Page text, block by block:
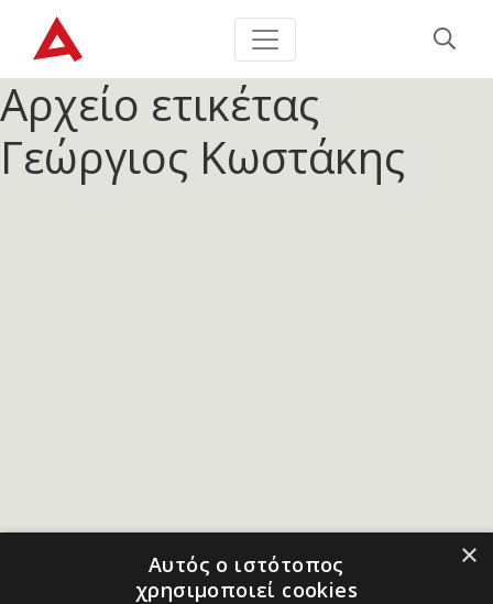
Αρχείο ετικέτας
Γεώργιος Κωστάκης
×
Αυτός ο ιστότοπος
χρησιμοποιεί cookies